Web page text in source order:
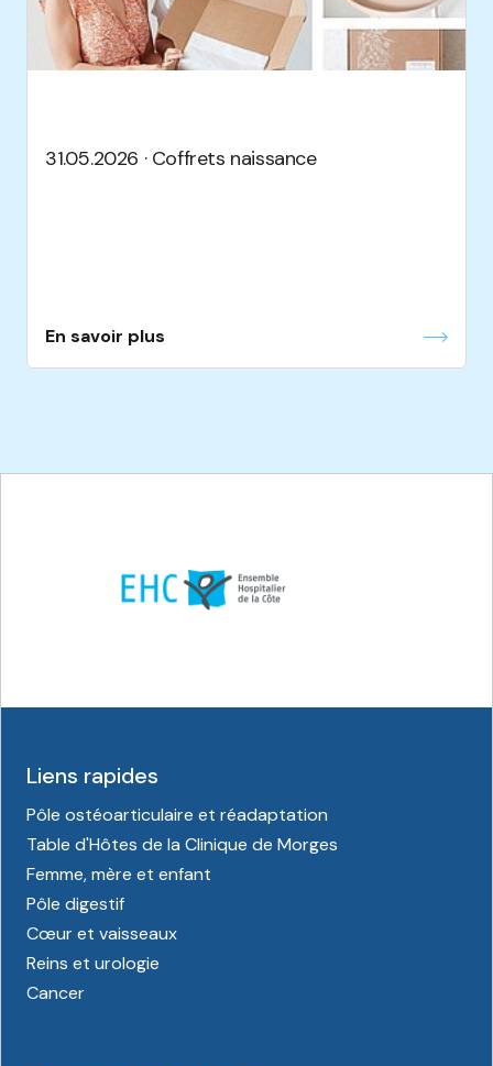
31.05.2026 · Coffrets naissance
En savoir plus
Liens rapides
Pôle ostéoarticulaire et réadaptation
Table d'Hôtes de la Clinique de Morges
Femme, mère et enfant
Pôle digestif
Cœur et vaisseaux
Reins et urologie
Cancer